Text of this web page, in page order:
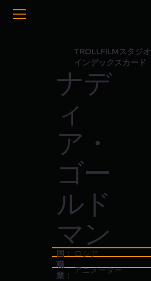
TROLLFILMスタジオ
インデックスカード
ナデ
ィ
ア・
ゴー
ルド
マン
国：ロシア
職
業：
アニメーター